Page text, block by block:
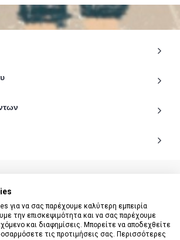
katiginetai.gr All Rights Reserved.
για να σας παρέχουμε καλύτερη εμπειρία
την επισκεψιμότητα και να σας παρέχουμε
και διαφημίσεις. Μπορείτε να αποδεχθείτε
τις προτιμήσεις σας. Περισσότερες